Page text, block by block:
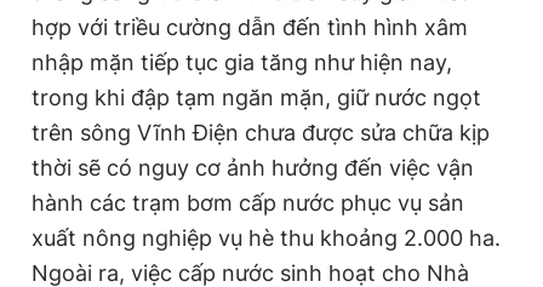
hợp với triều cường dẫn đến tình hình xâm
nhập mặn tiếp tục gia tăng như hiện nay,
trong khi đập tạm ngăn mặn, giữ nước ngọt
trên sông Vĩnh Điện chưa được sửa chữa kịp
thời sẽ có nguy cơ ảnh hưởng đến việc vận
hành các trạm bơm cấp nước phục vụ sản
xuất nông nghiệp vụ hè thu khoảng 2.000 ha.
Ngoài ra, việc cấp nước sinh hoạt cho Nhà